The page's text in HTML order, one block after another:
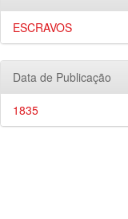
ESCRAVOS
Data de Publicação
1835